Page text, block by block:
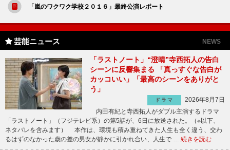
「嵐のワクワク学校２０１６」最終公演レポート
芸能ニュース NEWS
「ラストノート」“澄晴”寺西拓人の告白
シーンに反響集まる 「真っすぐな告白が
カッコいい」「最高のシーンをありがと
う」
ドラマ
2026年8月7日
内田有紀と寺西拓人がダブル主演するドラマ
「ラストノート」（フジテレビ系）の第5話が、6日に放送された。（※以下、
ネタバレを含みます） 本作は、環境も積み重ねてきた人生も全く違う、交わ
るはずのなかった歳の差の男女が静かに引かれ合い、人生で … 続きを読む